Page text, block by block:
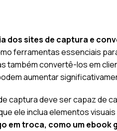
dos sites de captura e
ferramentas essenciais
também convertê-los em
aumentar
captura deve ser capaz de
ele inclua elementos
em troca, como um